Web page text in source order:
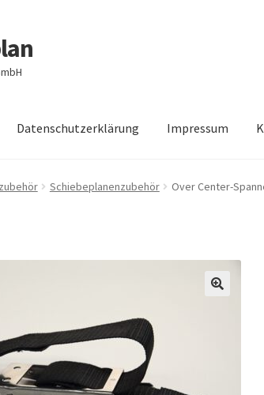
Datenschutzerklärung Impressum
Impressum Kasse Warenkorb
Schiebeplanenzubehör Over Center-